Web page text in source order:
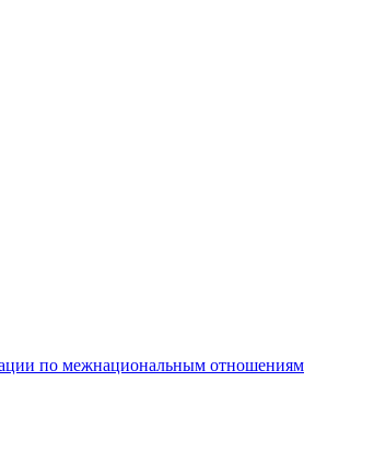
по межнациональным отношениям